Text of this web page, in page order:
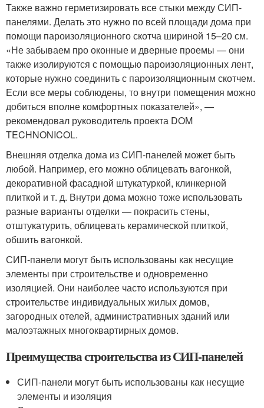
Также важно герметизировать все стыки между СИП-
панелями. Делать это нужно по всей площади дома при
помощи пароизоляционного скотча шириной 15–20 см.
«Не забываем про оконные и дверные проемы — они
также изолируются с помощью пароизоляционных лент,
которые нужно соединить с пароизоляционным скотчем.
Если все меры соблюдены, то внутри помещения можно
добиться вполне комфортных показателей», —
рекомендовал руководитель проекта DOM
TECHNONICOL.
Внешняя отделка дома из СИП-панелей может быть
любой. Например, его можно облицевать вагонкой,
декоративной фасадной штукатуркой, клинкерной
плиткой и т. д. Внутри дома можно тоже использовать
разные варианты отделки — покрасить стены,
отштукатурить, облицевать керамической плиткой,
обшить вагонкой.
СИП-панели могут быть использованы как несущие
элементы при строительстве и одновременно
изоляцией. Они наиболее часто используются при
строительстве индивидуальных жилых домов,
загородных отелей, административных зданий или
малоэтажных многоквартирных домов.
Преимущества строительства из СИП-панелей
СИП-панели могут быть использованы как несущие
элементы и изоляция